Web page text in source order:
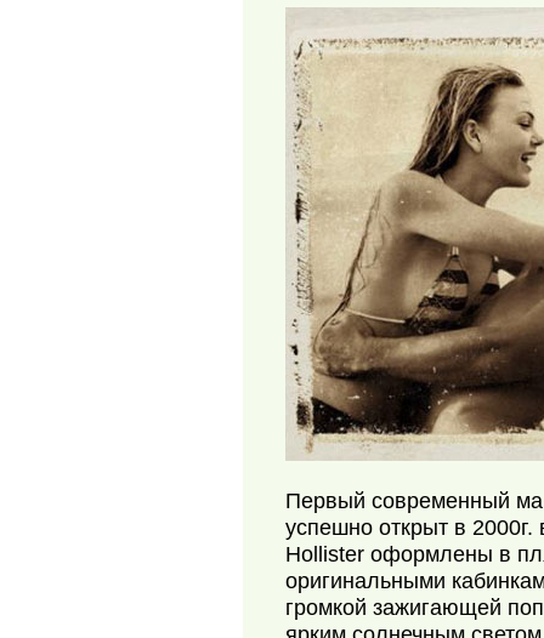
Первый современный
успешно открыт в
Hollister оформлены в
оригинальными
громкой зажигающей